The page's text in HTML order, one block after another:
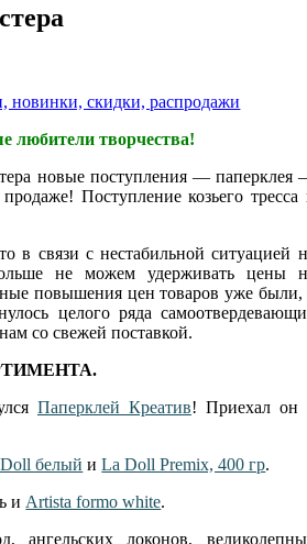
новинки, скидки, распродажи
любители творчества!
новые поступления — паперклея
Поступление козьего тресса
в связи с нестабильной ситуацией
не можем удерживать цены
повышения цен товаров уже были,
целого ряда
со свежей поставкой.
Паперклей Креатив! Приехал он
белый иLa Doll Premix, 400 гр.
и Artista formo white.
локонов,